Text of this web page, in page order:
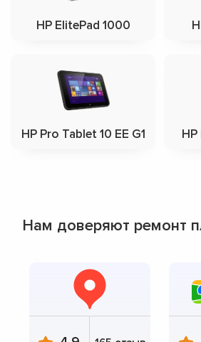
HP ElitePad 1000
HP Pro Tablet 10 EE G1
Нам доверяют ремонт